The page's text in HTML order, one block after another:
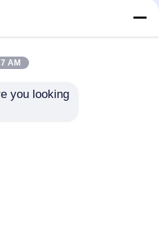
AM
you looking